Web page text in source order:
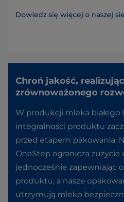
Dowiedz się więcej o naszej
Chroń jakość,
zrównoważonego
W produkcji mleka białego
integralności produktu
przed etapem pakowania.
OneStep ogranicza zużycie
jednocześnie zapewniając
produktu, a nasze
utrzymują mleko